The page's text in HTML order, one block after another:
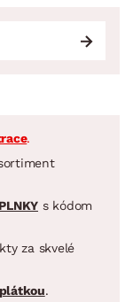
.
s kódom
za skvelé
.